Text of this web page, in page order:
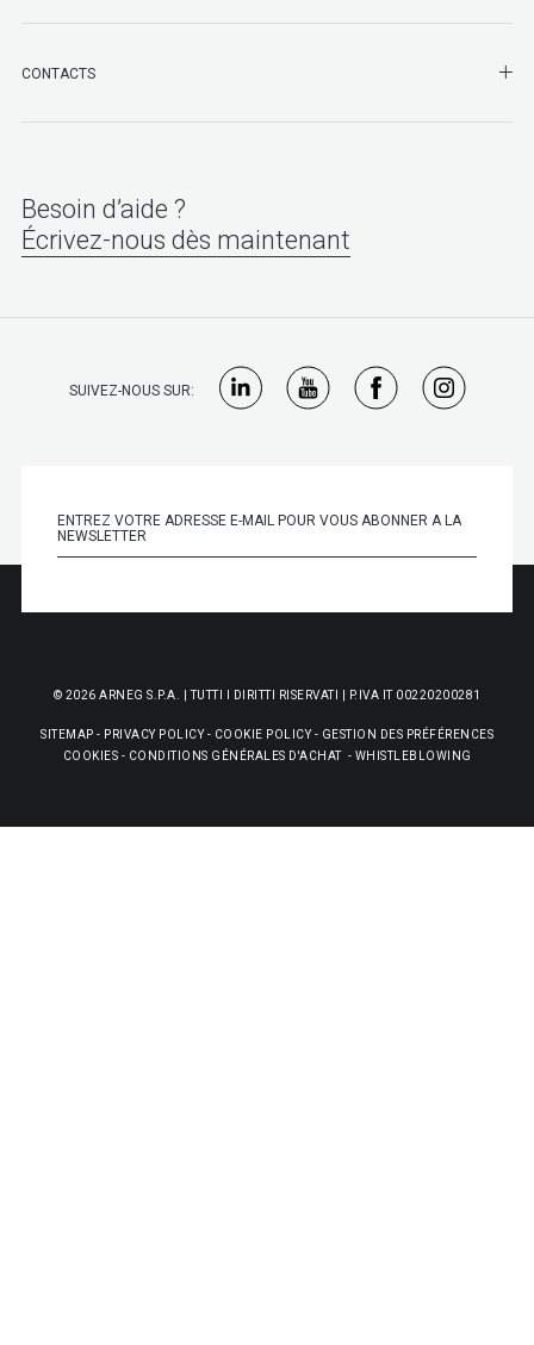
CONTACTS
Besoin d’aide ?
Écrivez-nous dès maintenant
SUIVEZ-NOUS SUR:
© 2026 ARNEG S.P.A. | TUTTI I DIRITTI RISERVATI | P.IVA IT 00220200281
SITEMAP - PRIVACY POLICY - COOKIE POLICY - GESTION DES PRÉFÉRENCES
COOKIES - CONDITIONS GÉNÉRALES D'ACHAT - WHISTLEBLOWING